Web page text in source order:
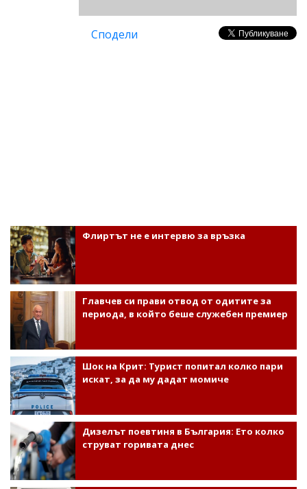
Сподели
Флиртът не е интервю за връзка
Главчев си прави отвод от одитите за
периода, в който беше служебен премиер
Шок на Крит: Турист попитал колко пари
искат, за да му дадат момиче
Дизелът поевтиня в България: Ето колко
струват горивата днес